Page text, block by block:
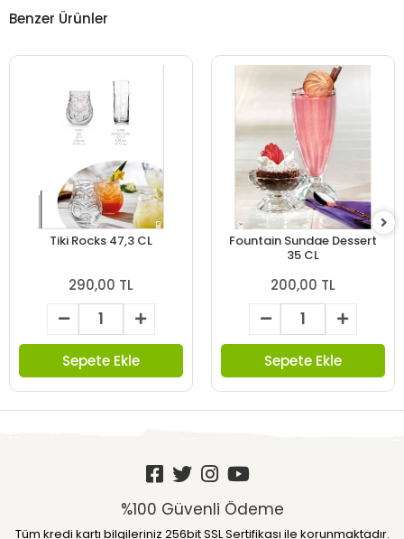
Benzer Ürünler
Tiki Rocks 47,3 CL
290,00 TL
Sepete Ekle
Fountain Sundae Dessert
35 CL
200,00 TL
Sepete Ekle
%100 Güvenli Ödeme
Tüm kredi kartı bilgileriniz 256bit SSL Sertifikası ile korunmaktadır.